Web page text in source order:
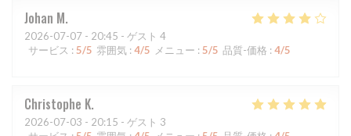
Johan M
2026-07-07 - 20:45 - ゲスト 4
サービス : 5/5 雰囲気 : 4/5 メニュー : 5/5 品質-価格 : 4/5
Christophe K
2026-07-03 - 20:15 - ゲスト 3